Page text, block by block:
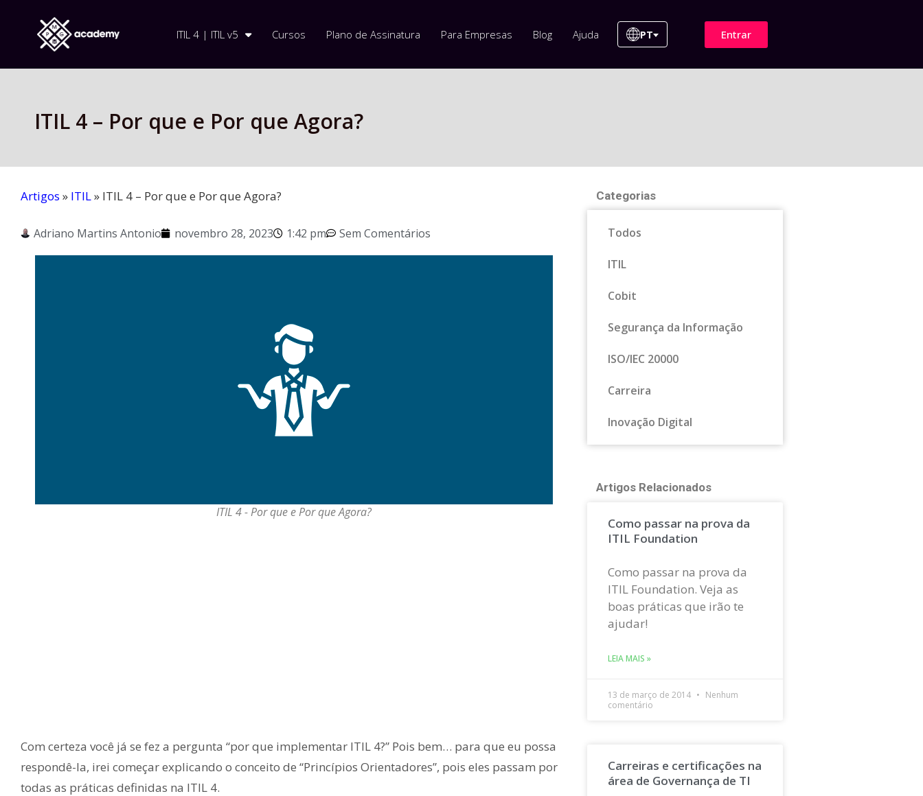
ITIL 4 | ITIL v5 Cursos Plano de Assinatura Para Empresas Blog Ajuda PT Entrar
ITIL 4 – Por que e Por que Agora?
Artigos » ITIL» ITIL 4 – Por que e Por que Agora?
Adriano Martins Antonio novembro 28, 2023 1:42 pm Sem Comentários
ITIL 4 - Por que e Por que Agora?
Com certeza você já se fez a pergunta “por que implementar ITIL 4?” Pois bem… para que eu possa
respondê-la, irei começar explicando o conceito de “Princípios Orientadores”, pois eles passam por
todas as práticas definidas na ITIL 4.
Categorias
Todos
ITIL
Cobit
Segurança da Informação
ISO/IEC 20000
Carreira
Inovação Digital
Artigos Relacionados
Como passar na prova da
ITIL Foundation
Como passar na prova da
ITIL Foundation. Veja as
boas práticas que irão te
ajudar!
LEIA MAIS »
13 de março de 2014
Nenhum
comentário
Carreiras e certificações na
área de Governança de TI